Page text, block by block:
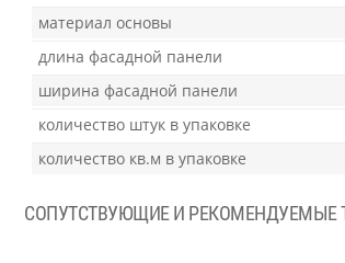
материал основы
длина фасадной панели
ширина фасадной панели
количество штук в упаковке
количество кв.м в упаковке
СОПУТСТВУЮЩИЕ И РЕКОМЕНДУЕМЫЕ